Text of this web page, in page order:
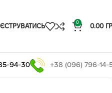
0
0.00
94-30 +38 (096) 796-14-